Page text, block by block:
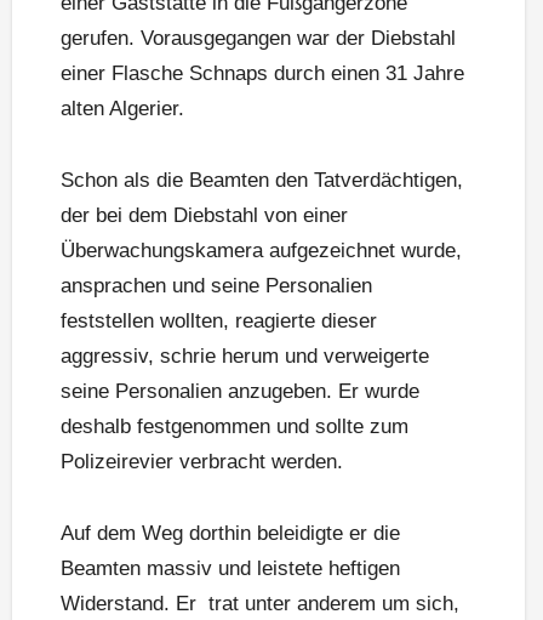
gerufen. Vorausgegangen war der Diebstahl
einer Flasche Schnaps durch einen 31 Jahre
alten Algerier.
Schon als die Beamten den Tatverdächtigen,
der bei dem Diebstahl von einer
Überwachungskamera aufgezeichnet wurde,
ansprachen und seine Personalien
feststellen wollten, reagierte dieser
aggressiv, schrie herum und verweigerte
seine Personalien anzugeben. Er wurde
deshalb festgenommen und sollte zum
Polizeirevier verbracht werden.
Auf dem Weg dorthin beleidigte er die
Beamten massiv und leistete heftigen
Widerstand. Er trat unter anderem um sich,